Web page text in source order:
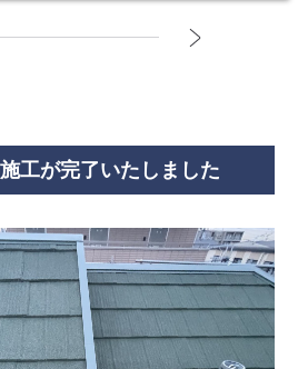
工が完了いたしました